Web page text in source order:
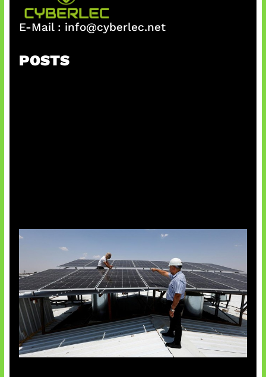
E-Mail : info@cyberlec.net
POSTS